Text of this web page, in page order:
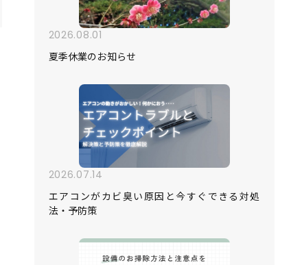
2026.08.01
夏季休業のお知らせ
2026.07.14
エアコンがカビ臭い原因と今すぐできる対処
法・予防策